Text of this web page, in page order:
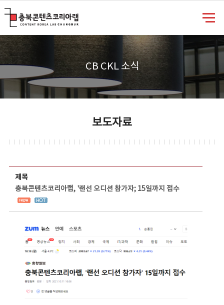
CB CKL 소식
보도자료
제목
충북콘텐츠코리아랩, '랜선 오디션 참가자; 15일까지 접수